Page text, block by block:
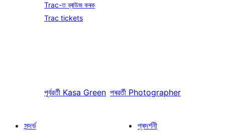
Trac-ত ব্ৰাউজ কৰক
Trac tickets
পূৰ্বৱৰ্তী Kasa Green পৰৱৰ্তী Photographer
সন্দৰ্ভ
প্ৰদৰ্শনী